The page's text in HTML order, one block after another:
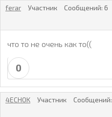
ferar Участник Сообщений: 6
что то не очень как то((
0
4ECHOK Участник Сообщений: